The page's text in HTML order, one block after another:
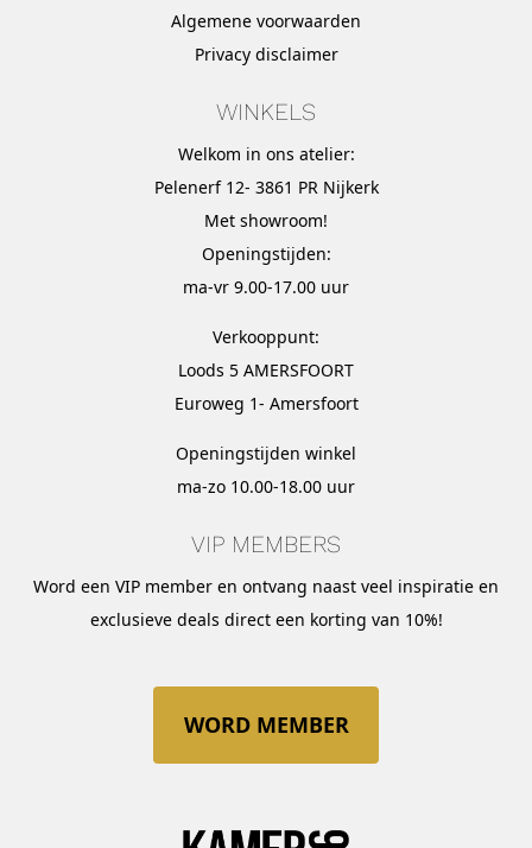
Algemene voorwaarden
Privacy disclaimer
WINKELS
Welkom in ons atelier:
Pelenerf 12- 3861 PR Nijkerk
Met showroom!
Openingstijden:
ma-vr 9.00-17.00 uur
Verkooppunt:
Loods 5 AMERSFOORT
Euroweg 1- Amersfoort
Openingstijden winkel
ma-zo 10.00-18.00 uur
VIP MEMBERS
Word een VIP member en ontvang naast veel inspiratie en
exclusieve deals direct een korting van 10%!
WORD MEMBER